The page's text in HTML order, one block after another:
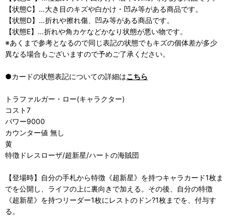
【状態C】…大き目のキズや白かけ・凹み等がある商品です。
【状態D】…折れや擦れ傷、凹み等がある商品です。
【状態E】…折れや角カケなどかなり状態が悪い物です。
※あくまで参考となるので同じ表記の状態でもキズの個体差が多少
異なる場合もございますので予めご了承ください。
●カードの状態表記についての詳細はこちら
トラファルガー・ロー(キャラクター)
コスト7
パワー9000
カウンター値 無し
黄
特徴ドレスローザ/超新星/ハートの海賊団
【登場時】自分の手札から特徴《超新星》を持つキャラカード1枚ま
でを公開し、ライフの上に裏向きで加える。その後、自分の特徴
《超新星》を持つリーダー1枚にレストのドン?1枚までを、付与す
る。